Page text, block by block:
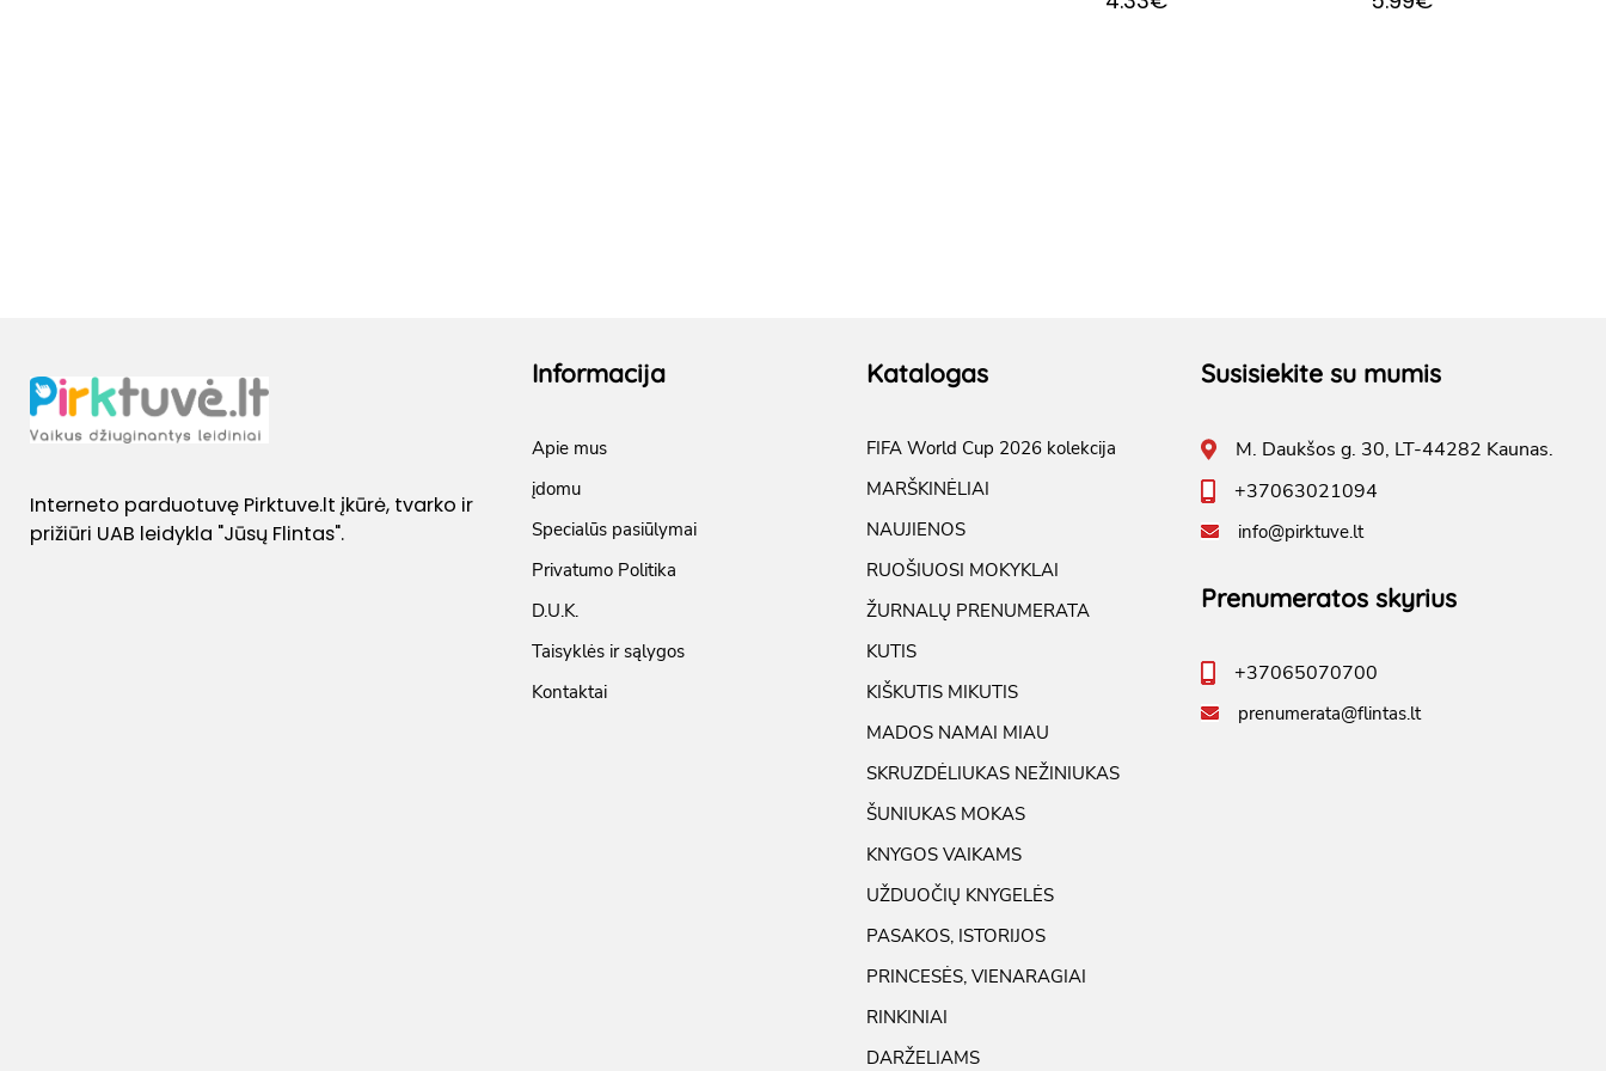
Interneto parduotuvę Pirktuve.lt įkūrė, tvarko ir
prižiūri UAB leidykla "Jūsų Flintas".
Informacija
Apie mus
įdomu
Specialūs pasiūlymai
Privatumo Politika
D.U.K.
Taisyklės ir sąlygos
Kontaktai
Katalogas
FIFA World Cup 2026 kolekcija
MARŠKINĖLIAI
NAUJIENOS
RUOŠIUOSI MOKYKLAI
ŽURNALŲ PRENUMERATA
KUTIS
KIŠKUTIS MIKUTIS
MADOS NAMAI MIAU
SKRUZDĖLIUKAS NEŽINIUKAS
ŠUNIUKAS MOKAS
KNYGOS VAIKAMS
UŽDUOČIŲ KNYGELĖS
PASAKOS, ISTORIJOS
PRINCESĖS, VIENARAGIAI
RINKINIAI
DARŽELIAMS
Susisiekite su mumis
M. Daukšos g. 30, LT-44282 Kaunas.
+37063021094
info@pirktuve.lt
Prenumeratos skyrius
+37065070700
prenumerata@flintas.lt